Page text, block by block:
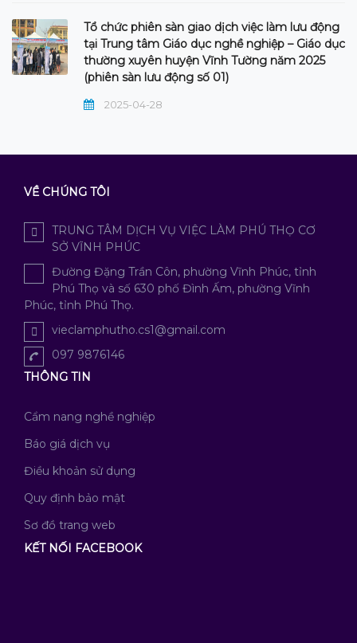
Tổ chức phiên sàn giao dịch việc làm lưu động
tại Trung tâm Giáo dục nghề nghiệp – Giáo dục
thường xuyên huyện Vĩnh Tường năm 2025
(phiên sàn lưu động số 01)
2025-04-28
VỀ CHÚNG TÔI
TRUNG TÂM DỊCH VỤ VIỆC LÀM PHÚ THỌ CƠ
SỞ VĨNH PHÚC
Đường Đặng Trần Côn, phường Vĩnh Phúc, tỉnh
Phú Thọ và số 630 phố Đình Ấm, phường Vĩnh
Phúc, tỉnh Phú Thọ.
vieclamphutho.cs1@gmail.com
097 9876146
THÔNG TIN
Cẩm nang nghề nghiệp
Báo giá dịch vụ
Điều khoản sử dụng
Quy định bảo mật
Sơ đồ trang web
KẾT NỐI FACEBOOK